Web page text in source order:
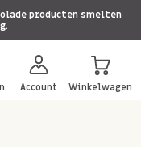
producten smelten
Account Winkelwagen